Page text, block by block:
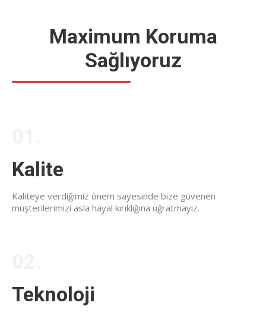
Maximum Koruma
Sağlıyoruz
Kalite
Kaliteye verdiğimiz önem sayesinde bize güvenen
müşterilerimizi asla hayal kırıklığına uğratmayız.
Teknoloji